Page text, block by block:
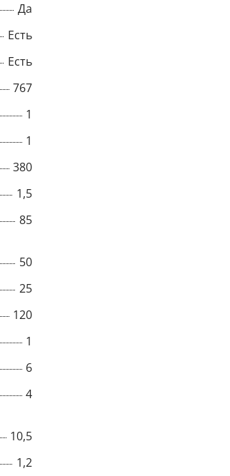
Да
Есть
Есть
767
1
1
380
1,5
85
50
25
120
1
6
4
10,5
1,2
Title